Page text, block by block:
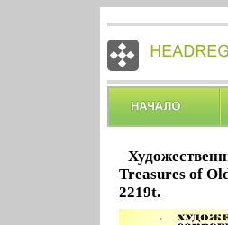
Treasures of
2219t.